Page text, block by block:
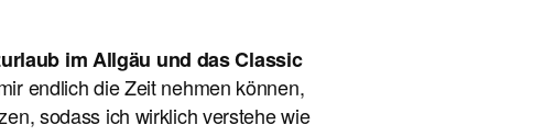
im Allgäu und das Classic
endlich die Zeit nehmen können,
sodass ich wirklich verstehe wie